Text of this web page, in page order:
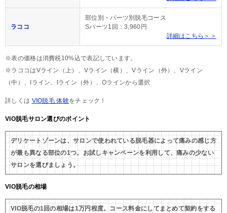
ラココ
部位別・パーツ別脱毛コース
Sパーツ1回：3,960円
詳細はこちら＞＞
※表の価格は消費税10%込で表記しています。
※ラココはVライン（上）、Vライン（横）、Vライン（外）、Vライン
（中）、Iライン、Iライン（外）、Oラインから選択
詳しくは VIO脱毛 体験をチェック！
VIO脱毛サロン選びのポイント
デリケートゾーンは、サロンで使われている脱毛器によって痛みの感じ方
が最も異なる部位の1つ。お試しキャンペーンを利用して、痛みの少ない
サロンを選びましょう。
VIO脱毛の相場
VIO脱毛の1回の相場は1万円程度。コース料金にしてまとめて契約をする